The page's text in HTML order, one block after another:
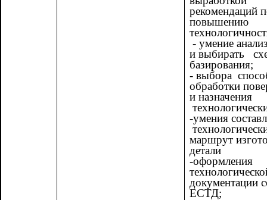
рекомендаций
повышению
- умение
и выбирать
базирования;
- выбора
обработки
и назначения
-умения
маршрут
детали
-оформления
документации
ЕСТД;